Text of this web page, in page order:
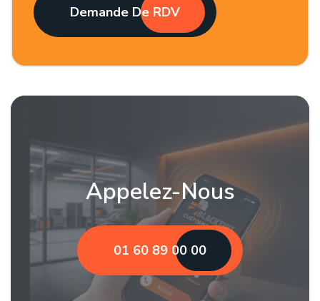
Demande De RDV
Appelez-Nous
01 60 89 00 00